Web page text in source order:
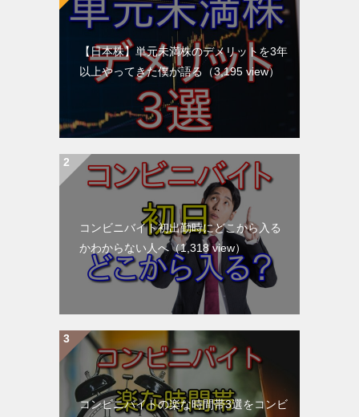
【日本株】単元未満株のデメリットを3年
以上やってきた僕が語る （3,195 view）
コンビニバイト初出勤時にどこから入る
かわからない人へ（1,318 view）
コンビニバイトの楽な時間帯3選をコンビ